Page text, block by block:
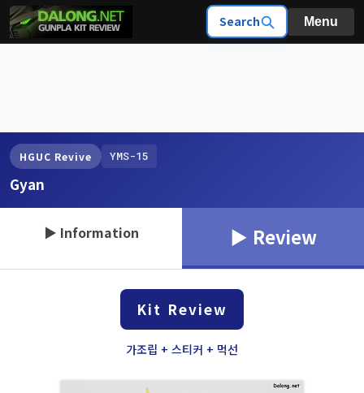
Search Menu
HGUC Revive YMS-15
Gyan
▶ Information ▶ Review
Kit Review
가조립 + 스티커 + 먹선